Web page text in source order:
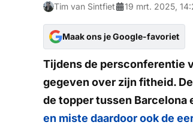
Tim van Sintfiet 19 mrt. 2025,
Maak ons je Google-favoriet
Tijdens de persconferentie
gegeven over zijn fitheid.
de topper tussen Barcelona
en miste daardoor ook de